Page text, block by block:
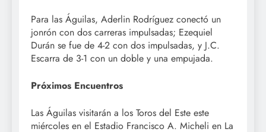
Para las Águilas, Aderlin Rodríguez conectó un
jonrón con dos carreras impulsadas; Ezequiel
Durán se fue de 4-2 con dos impulsadas, y J.C.
Escarra de 3-1 con un doble y una empujada.
Próximos Encuentros
Las Águilas visitarán a los Toros del Este este
miércoles en el Estadio Francisco A. Micheli en La